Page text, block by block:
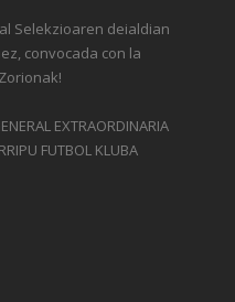
Selekzioaren deialdian
convocada con la
EXTRAORDINARIA
FUTBOL KLUBA